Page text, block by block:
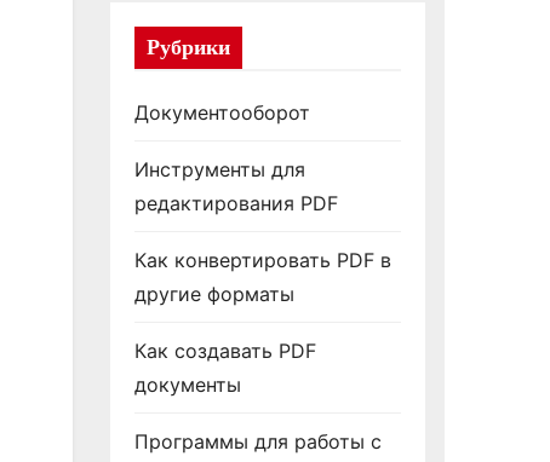
Рубрики
Документооборот
Инструменты для
редактирования PDF
Как конвертировать PDF в
другие форматы
Как создавать PDF
документы
Программы для работы с